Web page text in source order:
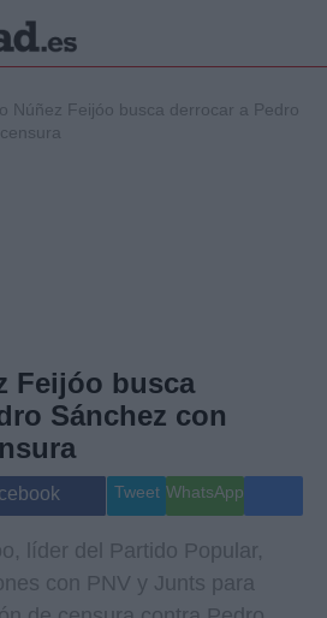
Gente
Musica
Núñez Feijóo busca derrocar a Pedro
Feijóo busca
Sánchez con
Tweet WhatsApp
líder del Partido Popular,
con PNV y Junts para